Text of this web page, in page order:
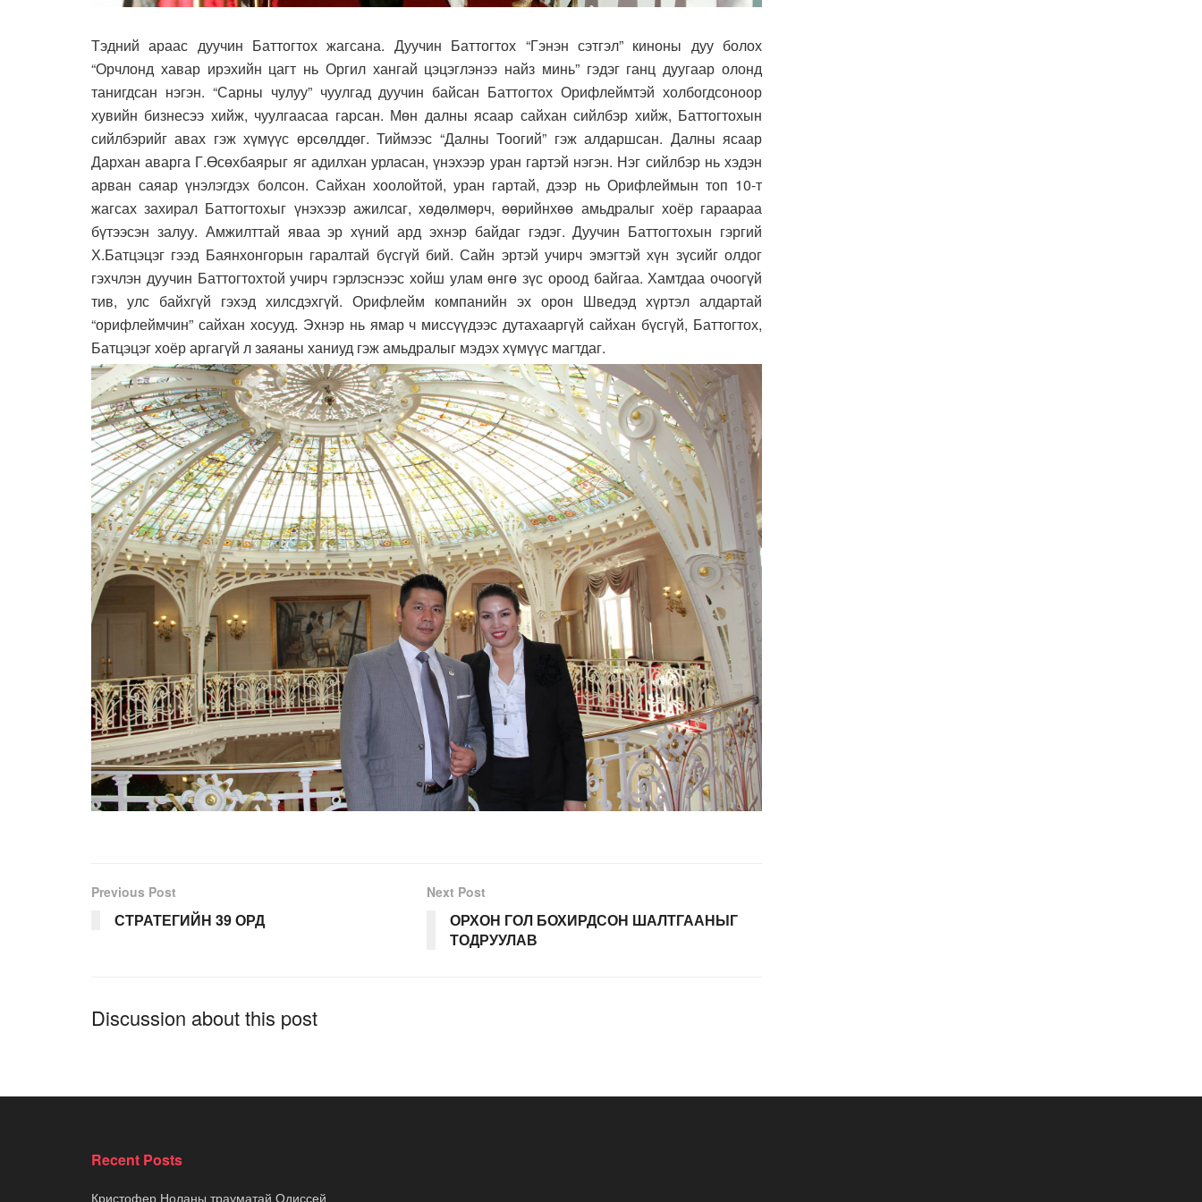
Тэдний араас дуучин Баттогтох жагсана. Дуучин Баттогтох “Гэнэн сэтгэл” киноны дуу болох
“Орчлонд хавар ирэхийн цагт нь Оргил хангай цэцэглэнээ найз минь” гэдэг ганц дуугаар олонд
танигдсан нэгэн. “Сарны чулуу” чуулгад дуучин байсан Баттогтох Орифлеймтэй холбогдсоноор
хувийн бизнесээ хийж, чуулгаасаа гарсан. Мөн далны ясаар сайхан сийлбэр хийж, Баттогтохын
сийлбэрийг авах гэж хүмүүс өрсөлддөг. Тиймээс “Далны Тоогий” гэж алдаршсан. Далны ясаар
Дархан аварга Г.Өсөхбаярыг яг адилхан урласан, үнэхээр уран гартэй нэгэн. Нэг сийлбэр нь хэдэн
арван саяар үнэлэгдэх болсон. Сайхан хоолойтой, уран гартай, дээр нь Орифлеймын топ 10-т
жагсах захирал Баттогтохыг үнэхээр ажилсаг, хөдөлмөрч, өөрийнхөө амьдралыг хоёр гараараа
бүтээсэн залуу. Амжилттай яваа эр хүний ард эхнэр байдаг гэдэг. Дуучин Баттогтохын гэргий
Х.Батцэцэг гээд Баянхонгорын гаралтай бүсгүй бий. Сайн эртэй учирч эмэгтэй хүн зүсийг олдог
гэхчлэн дуучин Баттогтохтой учирч гэрлэснээс хойш улам өнгө зүс ороод байгаа. Хамтдаа очоогүй
тив, улс байхгүй гэхэд хилсдэхгүй. Орифлейм компанийн эх орон Шведэд хүртэл алдартай
“орифлеймчин” сайхан хосууд. Эхнэр нь ямар ч миссүүдээс дутахааргүй сайхан бүсгүй, Баттогтох,
Батцэцэг хоёр аргагүй л заяаны ханиуд гэж амьдралыг мэдэх хүмүүс магтдаг.
Previous Post
СТРАТЕГИЙН 39 ОРД
Next Post
ОРХОН ГОЛ БОХИРДСОН ШАЛТГААНЫГ
ТОДРУУЛАВ
Discussion about this post
Recent Posts
Кристофер Ноланы трауматай Одиссей